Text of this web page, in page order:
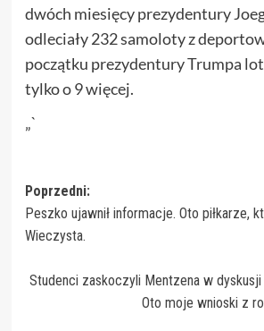
dwóch miesięcy prezydentury
odleciały 232 samoloty z
początku prezydentury Trumpa
tylko o 9 więcej.
„`
Zobacz
wpisy
Poprzedni:
Peszko ujawnił informacje. Oto piłkarze,
Wieczysta.
Studenci zaskoczyli Mentzena w dyskusji
Oto moje wnioski z